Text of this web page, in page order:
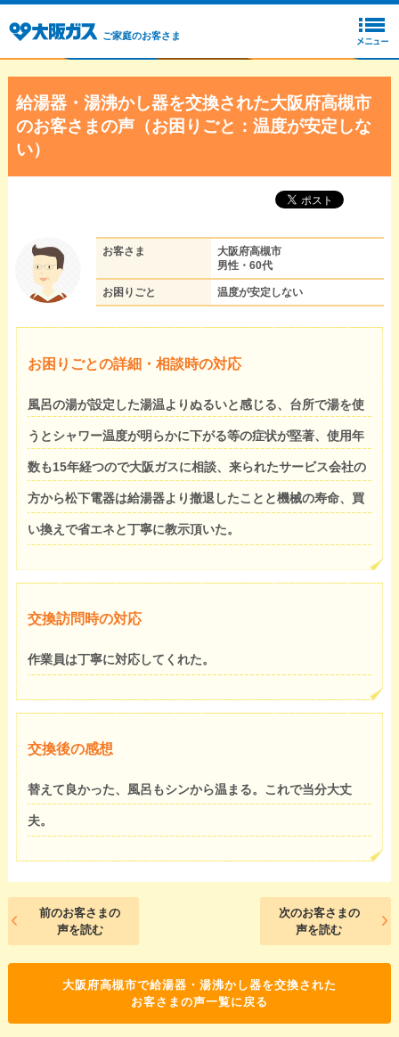
ご家庭のお客さま
給湯器・湯沸かし器を交換された大阪府高槻市
のお客さまの声（お困りごと：温度が安定しな
い）
お客さま
大阪府高槻市
男性・60代
お困りごと 温度が安定しない
お困りごとの詳細・相談時の対応
風呂の湯が設定した湯温よりぬるいと感じる、台所で湯を使
うとシャワー温度が明らかに下がる等の症状が堅著、使用年
数も15年経つので大阪ガスに相談、来られたサービス会社の
方から松下電器は給湯器より撤退したことと機械の寿命、買
い換えで省エネと丁寧に教示頂いた。
交換訪問時の対応
作業員は丁寧に対応してくれた。
交換後の感想
替えて良かった、風呂もシンから温まる。これで当分大丈
夫。
前のお客さまの
声を読む
次のお客さまの
声を読む
大阪府高槻市で給湯器・湯沸かし器を交換された
お客さまの声一覧に戻る